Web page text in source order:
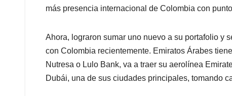
más presencia internacional de Colombia con
Ahora, lograron sumar uno nuevo a su portafolio y
con Colombia recientemente. Emiratos Árabes
Nutresa o Lulo Bank, va a traer su aerolínea
Dubái, una de sus ciudades principales, tomando